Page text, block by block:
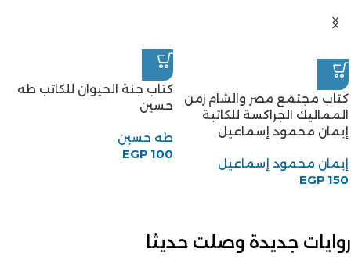
كتاب مجتمع مصر والشام زمن
المماليك الجراكسة للكاتبة
إيمان محمود إسماعيل
إيمان محمود إسماعيل
EGP 150
كتاب جنة الحيوان للكاتب طه
حسين
طه حسين
EGP 100
روايات جديدة وصلت حديثا